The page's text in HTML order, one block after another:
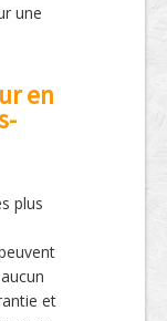
une
en
plus
et